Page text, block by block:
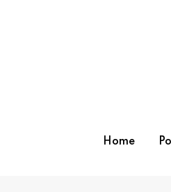
Home